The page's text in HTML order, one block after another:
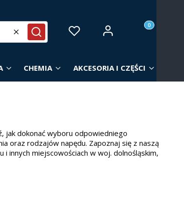
WyczyśćSzukaj
Ulubione Zaloguj się Produkty w
Koszyk
CHEMIA AKCESORIA I CZĘŚCI
jak dokonać wyboru odpowiedniego
oraz rodzajów napędu. Zapoznaj się z naszą
i innych miejscowościach w woj. dolnośląskim,